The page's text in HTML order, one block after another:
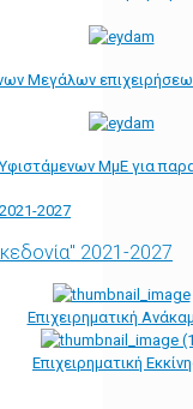
Μεγάλων
ΜμΕ για
2027
2021-2027
Επιχειρηματική
Επιχειρηματική